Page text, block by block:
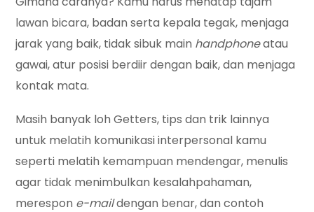
lawan bicara, badan serta kepala tegak, menjaga
jarak yang baik, tidak sibuk main handphoneatau
gawai, atur posisi berdiir dengan baik, dan menjaga
kontak mata.
Masih banyak loh Getters, tips dan trik lainnya
untuk melatih komunikasi interpersonal kamu
seperti melatih kemampuan mendengar, menulis
agar tidak menimbulkan kesalahpahaman,
merespon e-maildengan benar, dan contoh